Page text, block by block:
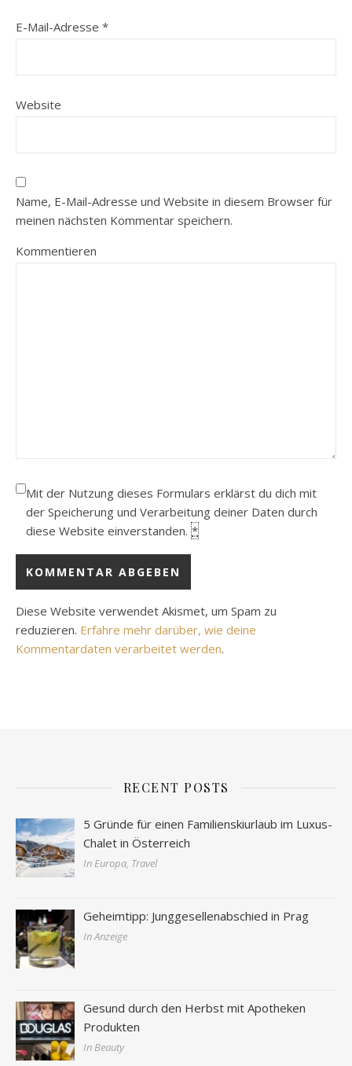
E-Mail-Adresse *
Website
Name, E-Mail-Adresse und Website in diesem Browser für
meinen nächsten Kommentar speichern.
Kommentieren
Mit der Nutzung dieses Formulars erklärst du dich mit
der Speicherung und Verarbeitung deiner Daten durch
diese Website einverstanden. *
Diese Website verwendet Akismet, um Spam zu
reduzieren. Erfahre mehr darüber, wie deine
Kommentardaten verarbeitet werden.
RECENT POSTS
5 Gründe für einen Familienskiurlaub im Luxus-
Chalet in Österreich
In Europa, Travel
Geheimtipp: Junggesellenabschied in Prag
In Anzeige
Gesund durch den Herbst mit Apotheken
Produkten
In Beauty